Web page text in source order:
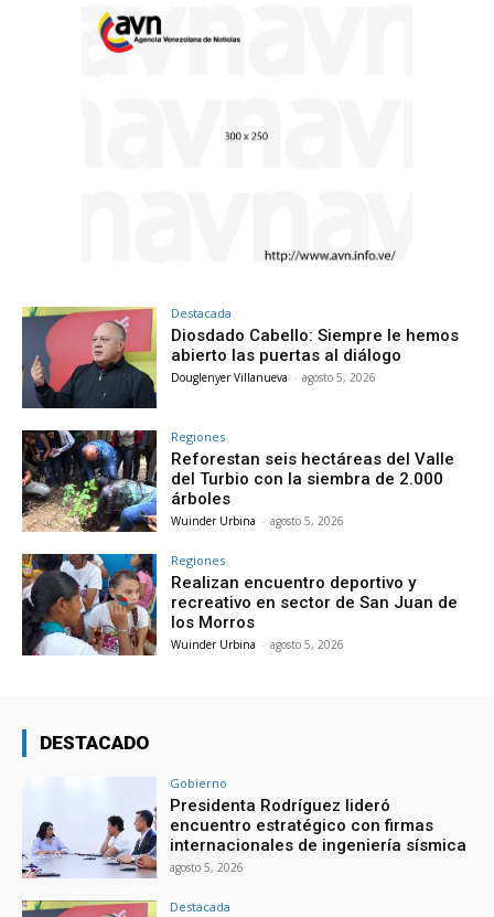
Destacada
Diosdado Cabello: Siempre le hemos
abierto las puertas al diálogo
Douglenyer Villanueva - agosto 5, 2026
Regiones
Reforestan seis hectáreas del Valle
del Turbio con la siembra de 2.000
árboles
Wuinder Urbina - agosto 5, 2026
Regiones
Realizan encuentro deportivo y
recreativo en sector de San Juan de
los Morros
Wuinder Urbina - agosto 5, 2026
DESTACADO
Gobierno
Presidenta Rodríguez lideró
encuentro estratégico con firmas
internacionales de ingeniería sísmica
agosto 5, 2026
Destacada